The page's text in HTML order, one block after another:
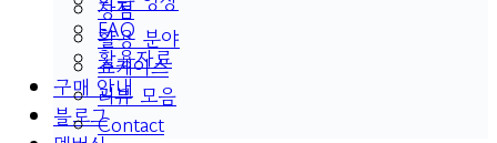
FAQ
활용자료
구매 안내
블로그
장점
활용 분야
쇼케이스
리뷰 모음
Contact